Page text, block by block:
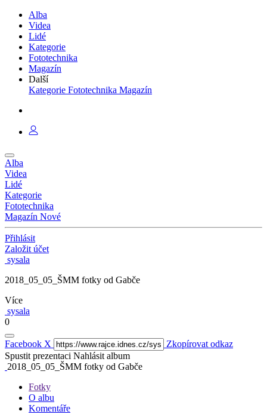
Alba
Videa
Lidé
Kategorie
Fototechnika
Magazín
Další
Kategorie Fototechnika Magazín
Alba
Videa
Lidé
Kategorie
Fototechnika
Magazín Nové
Přihlásit
Založit účet
sysala
2018_05_05_ŠMM fotky od Gabče
Více
sysala
0
Facebook X
Zkopírovat odkaz
Spustit prezentaci Nahlásit album
2018_05_05_ŠMM fotky od Gabče
Fotky
O albu
Komentáře